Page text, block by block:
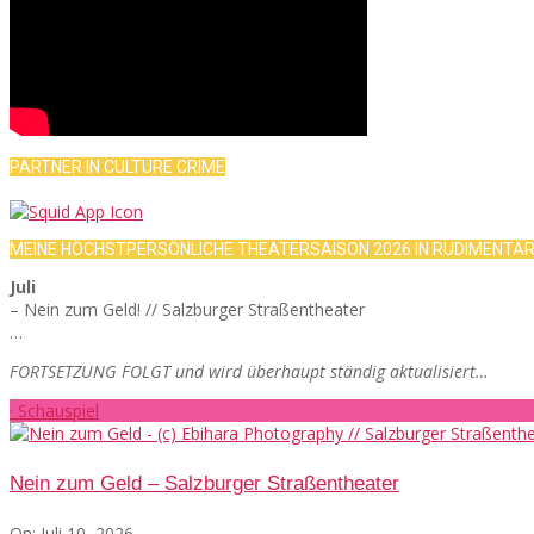
PARTNER IN CULTURE CRIME
MEINE HÖCHSTPERSÖNLICHE THEATERSAISON 2026 IN
Juli
– Nein zum Geld! // Salzburger Straßentheater
…
FORTSETZUNG FOLGT und wird überhaupt ständig aktualisiert…
· Schauspiel
Nein zum Geld – Salzburger Straßentheater